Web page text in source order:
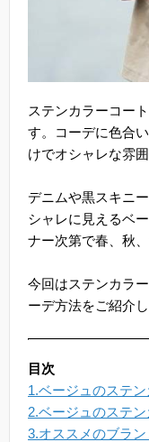
ステンカラーコー
す。コーデに色合
けでオシャレな雰
デニムや黒スキニ
シャレに見えるベ
ナー次第で春、秋
今回はステンカラ
ーデ方法をご紹介し
目次
1.ベージュのステ
2.ベージュのステ
3.オススメのブラ